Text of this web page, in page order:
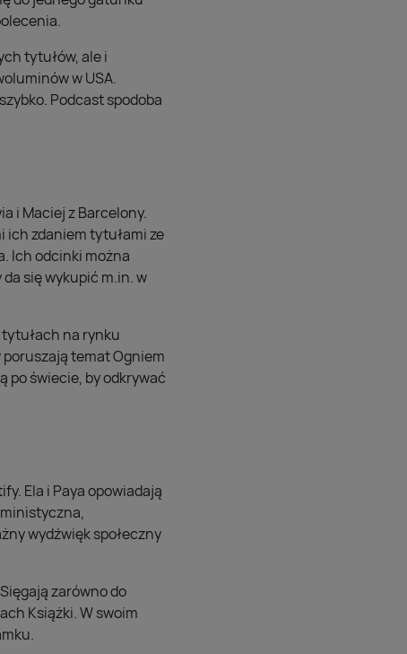
tytułów, ale i
w USA.
Podcast spodoba
i Maciej z Barcelony.
ich zdaniem tytułami ze
Ich odcinki można
się wykupić m.in. w
na rynku
temat Ogniem
po świecie, by odkrywać
Ela i Paya opowiadają
wydźwięk społeczny
zarówno do
Książki. W swoim